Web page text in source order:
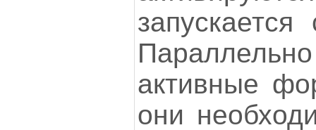
запускается
активные
они